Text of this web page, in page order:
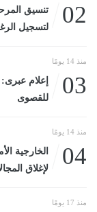
02
لتسجيل
منذ 14 يومًا
03
إعلام
للقصوى
منذ 14 يومًا
04
الخارجية
لإغلاق
منذ 17 يومًا